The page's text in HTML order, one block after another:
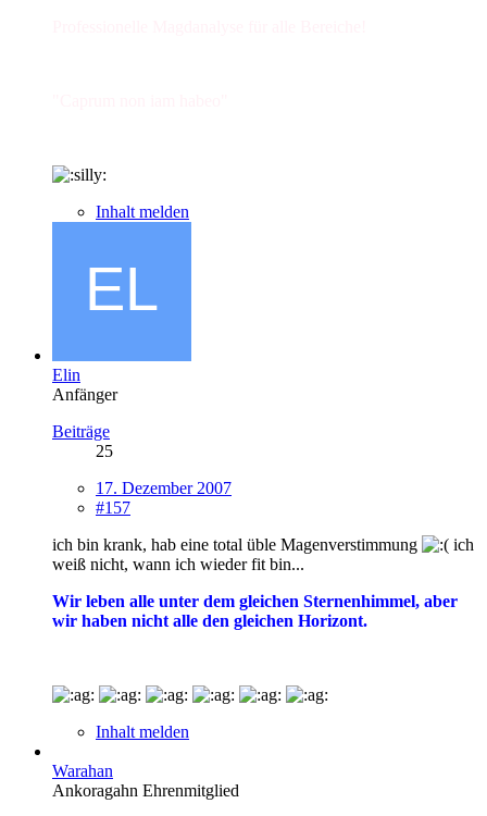
Inhalt melden
Elin
Anfänger
Beiträge
25
17. Dezember 2007
#157
ich bin krank, hab eine total üble Magenverstimmung
ich
weiß nicht, wann ich wieder fit bin...
Wir leben alle unter dem gleichen Sternenhimmel, aber
wir haben nicht alle den gleichen Horizont.
Inhalt melden
Warahan
Ankoragahn Ehrenmitglied